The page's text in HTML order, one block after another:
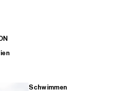
Schwimmen